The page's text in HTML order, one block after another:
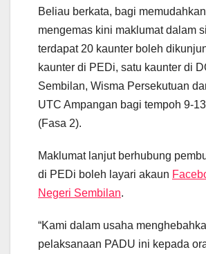
Beliau berkata, bagi
mengemas kini maklumat dalam
terdapat 20 kaunter boleh
kaunter di PEDi, satu kaunter di
Sembilan, Wisma Persekutuan
UTC Ampangan bagi tempoh 9-
(Fasa 2).
Maklumat lanjut berhubung
di PEDi boleh layari akaun
Negeri Sembilan.
“Kami dalam usaha
pelaksanaan PADU ini kepada